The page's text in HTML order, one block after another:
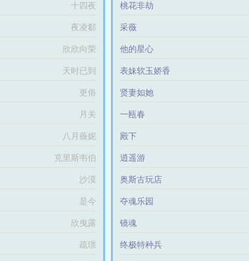
十四夜
夜凌郗
欣欣向荣
天时已到
更俗
月关
八月薇妮
克里斯韦伯
沙漠
是今
欣曳露
疏璟
桃花非劫
采薇
他的星心
表妹软玉娇香
贤妻如她
一瓯春
殿下
逍遥游
奥斯古玩店
夺魂乐园
镜魂
终极特种兵